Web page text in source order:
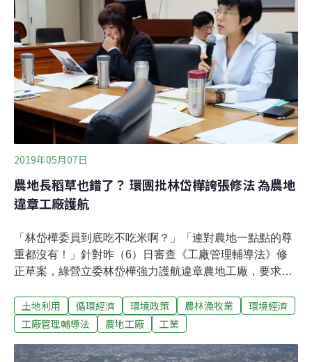
施難保公安 為解決占地1.4萬公頃的農地工廠問題，立法
院正在審查《工廠管理輔導法》修正草案。工廠只要改善
消防、環保後取得「特定工廠登記」，就可免受建築、土
地法規裁罰，等同讓工廠在農地上「就地合法」。政府信
誓旦旦會確保的環保、公安，卻遭專家打臉。
2019年05月07日
農地長稻草也錯了？ 環團批林岱樺誇張修法 為農地
違章工廠護航
「林岱樺委員到底吃不吃米啊？」「連對農地一點點的尊
重都沒有！」針對昨（6）日審查《工廠管理輔導法》修
正草案，綠營立委林岱樺強力護航違章農地工廠，要求解
帶、建蔽率等，引發環團不滿。今（7日）早召開記者
會，點名林岱樺「毀農滅國」。「竟然說是台灣的農地有
「還說農地工廠是打不死的蟑螂，所以要修法保護他
土地利用 循環經濟 環境政策 農林漁牧業
環境經濟
工廠管理輔導法
農地工廠 工業